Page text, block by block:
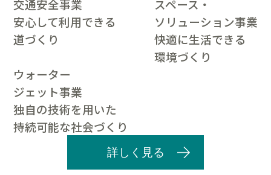
交通安全事業
安心して利用できる
道づくり
スペース・
ソリューション事業
快適に生活できる
環境づくり
ウォーター
ジェット事業
独自の技術を用いた
持続可能な社会づくり
詳しく見る